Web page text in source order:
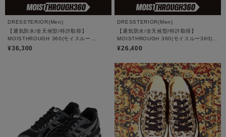
DRESSTERIOR(Men)
【通気防水/全天候型/特許取得】
MOISTHROUGH 360(モイスルー
360)VENTIRIS KT｜スニーカー
¥36,300
DRESSTERIOR(Men)
【通気防水/全天候型/特許取得】
MOISTHROUGH 360(モイスルー360)
VENTIRIS｜スニーカー
¥26,400